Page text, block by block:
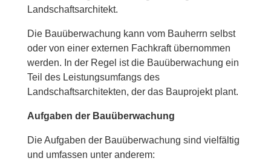
Landschaftsarchitekt.
Die Bauüberwachung kann vom Bauherrn selbst
oder von einer externen Fachkraft übernommen
werden. In der Regel ist die Bauüberwachung ein
Teil des Leistungsumfangs des
Landschaftsarchitekten, der das Bauprojekt plant.
Aufgaben der Bauüberwachung
Die Aufgaben der Bauüberwachung sind vielfältig
und umfassen unter anderem: